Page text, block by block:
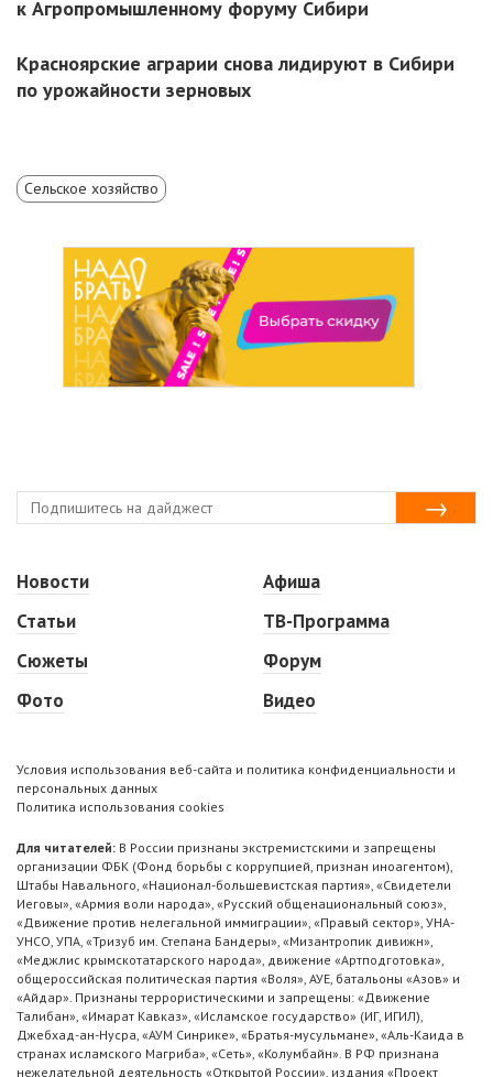
к Агропромышленному форуму Сибири
Красноярские аграрии снова лидируют в Сибири
по урожайности зерновых
Сельское хозяйство
Новости
Статьи
Сюжеты
Фото
Афиша
ТВ-Программа
Форум
Видео
Условия использования веб-сайта и политика конфиденциальности и
персональных данных
Политика использования cookies
Для читателей: В России признаны экстремистскими и запрещены
организации ФБК (Фонд борьбы с коррупцией, признан иноагентом),
Штабы Навального, «Национал-большевистская партия», «Свидетели
Иеговы», «Армия воли народа», «Русский общенациональный союз»,
«Движение против нелегальной иммиграции», «Правый сектор», УНА-
УНСО, УПА, «Тризуб им. Степана Бандеры», «Мизантропик дивижн»,
«Меджлис крымскотатарского народа», движение «Артподготовка»,
общероссийская политическая партия «Воля», АУЕ, батальоны «Азов» и
«Айдар». Признаны террористическими и запрещены: «Движение
Талибан», «Имарат Кавказ», «Исламское государство» (ИГ, ИГИЛ),
Джебхад-ан-Нусра, «АУМ Синрике», «Братья-мусульмане», «Аль-Каида в
странах исламского Магриба», «Сеть», «Колумбайн». В РФ признана
нежелательной деятельность «Открытой России», издания «Проект